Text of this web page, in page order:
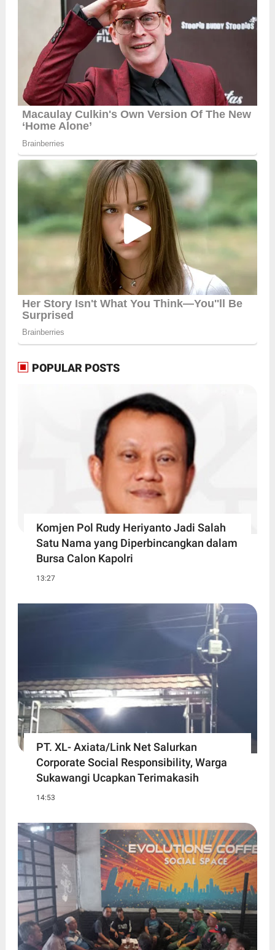
POPULAR POSTS
Komjen Pol Rudy Heriyanto Jadi Salah
Satu Nama yang Diperbincangkan dalam
Bursa Calon Kapolri
13:27
PT. XL- Axiata/Link Net Salurkan
Corporate Social Responsibility, Warga
Sukawangi Ucapkan Terimakasih
14:53